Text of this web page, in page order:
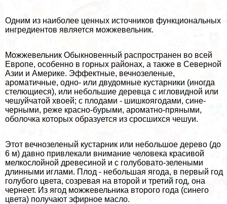
Одним из наиболее ценных источников функциональных
ингредиентов является можжевельник.
Можжевельник Обыкновенный распространен во всей
Европе, особенно в горных районах, а также в Северной
Азии и Америке. Эффектные, вечнозеленые,
ароматичные, одно- или двудомные кустарники (иногда
стелющиеся), или небольшие деревца с игловидной или
чешуйчатой хвоей; с плодами - шишкоягодами, сине-
черными, реже красно-бурыми, ароматно-пряными,
оболочка которых образуется из сросшихся чешуи.
Этот вечнозеленый кустарник или небольшое дерево (до
6 м) давно привлекали внимание человека красивой
мелкослойной древесиной и с гoлyбовато-зелеными
длинными иглами. Плод - небольшая ягода, в первый год
гoлyбого цвета, созревая на второй и третий год, она
чернеет. Из ягод можжевельника второго года (синего
цвета) получают эфирное масло.